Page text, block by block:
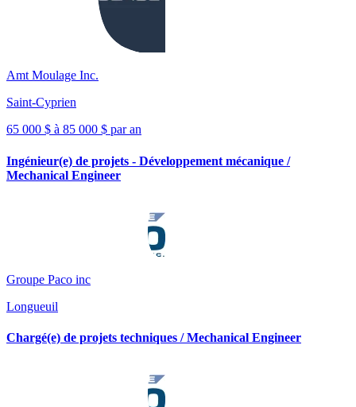
Amt Moulage Inc.
Saint-Cyprien
65 000 $ à 85 000 $ par an
Ingénieur(e) de projets - Développement mécanique /
Mechanical Engineer
Groupe Paco inc
Longueuil
Chargé(e) de projets techniques / Mechanical Engineer